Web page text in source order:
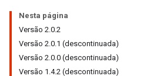
Nesta página
Versão 2.0.2
Versão 2.0.1 (descontinuada)
Versão 2.0.0 (descontinuada)
Versão 1.4.2 (descontinuada)